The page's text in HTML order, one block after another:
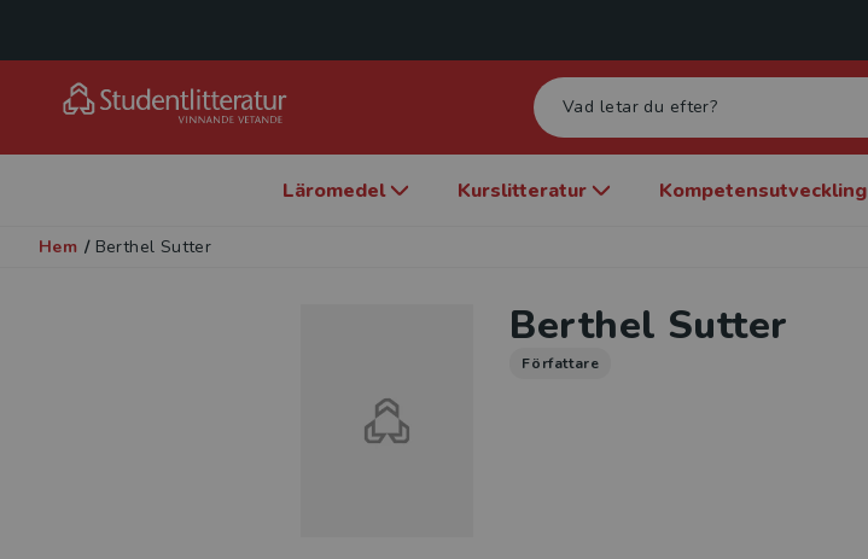
Läromedel Kurslitteratur Kompetensutveckling
Hem / Berthel Sutter
Berthel Sutter
Författare